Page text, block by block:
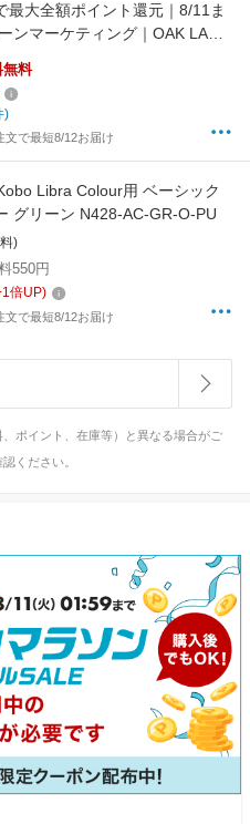
最大全額ポイント還元｜8/11ま
ンマーケティング｜OAK LAWN
ォーサ真空バッグ スターター
ショップジャパン
無料
)
文で最短8/12お届け
Libra Colour用 ベーシック
グリーン N428-AC-GR-O-PU
)
550円
1倍UP)
文で最短8/12お届け
ポイント、在庫等）と異なる場合がご
ください。